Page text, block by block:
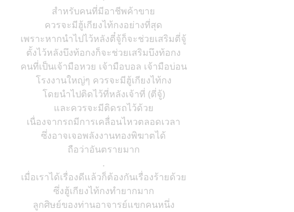
สำหรับคนที่มีอาชีพค้าขาย
ควรจะมีฮู้เกียงไท้กงอย่างที่สุด
เพราะหากนำไปไว้หลังตี๋จู้ก็จะช่วยเสริมตี่จู้
ตั้งไว้หลังบึงท้อกงก็จะช่วยเสริมบึงท้อกง
คนที่เป็นเจ้ามือหวย เจ้ามือบอล เจ้ามือบ่อน
โรงงานใหญ่ๆ ควรจะมีฮู้เกียงไท้กง
โดยนำไปติดไว้ที่หลังเจ้าที่ (ตี่จู้)
และควรจะมีติดรถไว้ด้วย
เนื่องจากรถมีการเคลื่อนไหวตลอดเวลา
ซึ่งอาจเจอพลังงานทองพิฆาตได้
ถือว่าอันตรายมาก
.
เมื่อเราได้เรื่องดีแล้วก็ต้องกันเรื่องร้ายด้วย
ซึ่งฮู้เกียงไท้กงทำยากมาก
ลูกศิษย์ของท่านอาจารย์แขกคนหนึ่ง